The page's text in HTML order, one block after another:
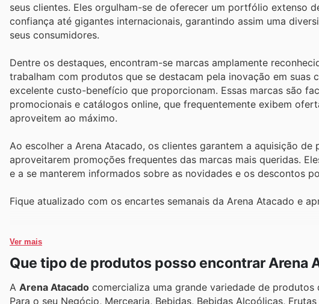
seus clientes. Eles orgulham-se de oferecer um portfólio extenso
confiança até gigantes internacionais, garantindo assim uma
seus consumidores.
Dentre os destaques, encontram-se marcas amplamente
trabalham com produtos que se destacam pela inovação em suas
excelente custo-benefício que proporcionam. Essas marcas são
promocionais e catálogos online, que frequentemente exibem
aproveitem ao máximo.
Ao escolher a Arena Atacado, os clientes garantem a aquisição
aproveitarem promoções frequentes das marcas mais queridas.
e a se manterem informados sobre as novidades e os descontos
Fique atualizado com os encartes semanais da Arena Atacado e
Ver mais
Que tipo de produtos posso encontrar Arena
A Arena Atacado comercializa uma grande variedade de
Para o seu Negócio, Mercearia, Bebidas, Bebidas Alcoólicas,